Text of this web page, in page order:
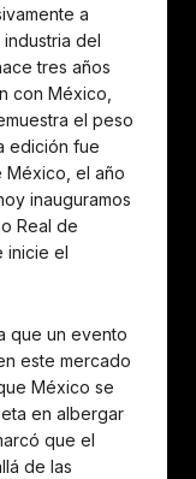
a
del
tres años
con México,
el peso
edición fue
México, el año
inauguramos
Real de
inicie el
que un evento
este mercado
México se
en albergar
que el
de las